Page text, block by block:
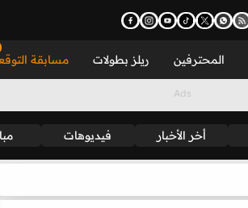
المحترفين ريلز بطولات مسابقة
أخر الأخبار فيديوهات